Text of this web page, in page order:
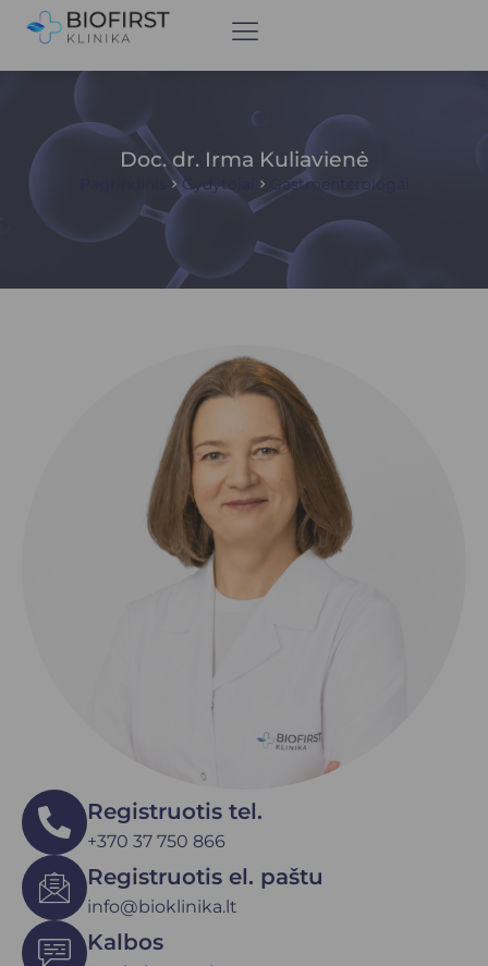
Doc. dr. Irma Kuliavienė
Gydytojai Gastroenterologai
Registruotis tel.
+370 37 750 866
Registruotis el. paštu
info@bioklinika.lt
Kalbos